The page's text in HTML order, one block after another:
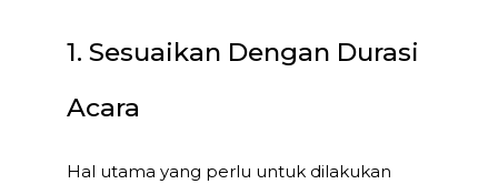
1. Sesuaikan Dengan Durasi
Acara
Hal utama yang perlu untuk dilakukan